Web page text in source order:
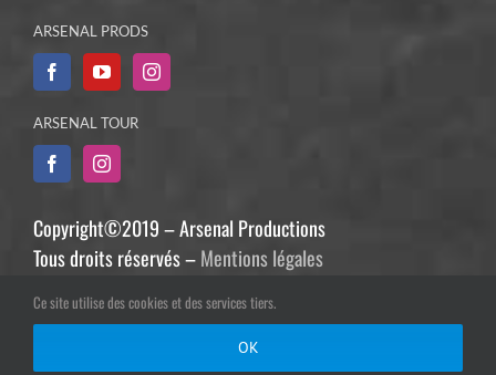
ARSENAL PRODS
ARSENAL TOUR
Copyright©2019 – Arsenal Productions
Tous droits réservés –Mentions légales
Développement :Philippe Guiziou
Ce site utilise des cookies et des services tiers.
OK